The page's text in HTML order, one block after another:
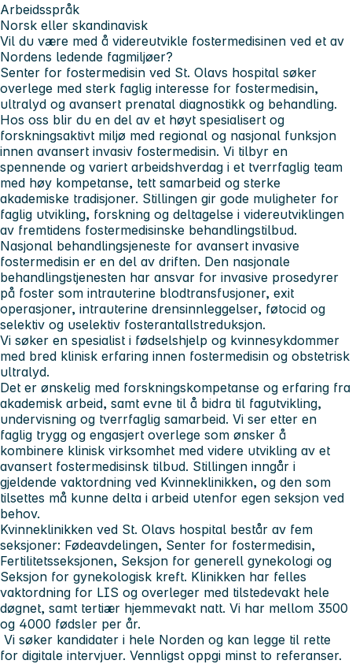
Arbeidsspråk
Norsk eller skandinavisk
Vil du være med å videreutvikle fostermedisinen ved et av
Nordens ledende fagmiljøer?
Senter for fostermedisin ved St. Olavs hospital søker
overlege med sterk faglig interesse for fostermedisin,
ultralyd og avansert prenatal diagnostikk og behandling.
Hos oss blir du en del av et høyt spesialisert og
forskningsaktivt miljø med regional og nasjonal funksjon
innen avansert invasiv fostermedisin. Vi tilbyr en
spennende og variert arbeidshverdag i et tverrfaglig team
med høy kompetanse, tett samarbeid og sterke
akademiske tradisjoner. Stillingen gir gode muligheter for
faglig utvikling, forskning og deltagelse i videreutviklingen
av fremtidens fostermedisinske behandlingstilbud.
Nasjonal behandlingsjeneste for avansert invasive
fostermedisin er en del av driften. Den nasjonale
behandlingstjenesten har ansvar for invasive prosedyrer
på foster som intrauterine blodtransfusjoner, exit
operasjoner, intrauterine drensinnleggelser, føtocid og
selektiv og uselektiv fosterantallstreduksjon.
Vi søker en spesialist i fødselshjelp og kvinnesykdommer
med bred klinisk erfaring innen fostermedisin og obstetrisk
ultralyd.
Det er ønskelig med forskningskompetanse og erfaring fra
akademisk arbeid, samt evne til å bidra til fagutvikling,
undervisning og tverrfaglig samarbeid. Vi ser etter en
faglig trygg og engasjert overlege som ønsker å
kombinere klinisk virksomhet med videre utvikling av et
avansert fostermedisinsk tilbud. Stillingen inngår i
gjeldende vaktordning ved Kvinneklinikken, og den som
tilsettes må kunne delta i arbeid utenfor egen seksjon ved
behov.
Kvinneklinikken ved St. Olavs hospital består av fem
seksjoner: Fødeavdelingen, Senter for fostermedisin,
Fertilitetsseksjonen, Seksjon for generell gynekologi og
Seksjon for gynekologisk kreft. Klinikken har felles
vaktordning for LIS og overleger med tilstedevakt hele
døgnet, samt tertiær hjemmevakt natt. Vi har mellom 3500
og 4000 fødsler per år.
Vi søker kandidater i hele Norden og kan legge til rette
for digitale intervjuer. Vennligst oppgi minst to referanser.